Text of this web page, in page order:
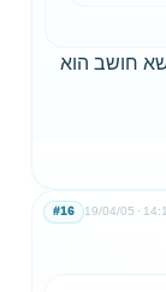
חושב הוא
19/04/05
#16